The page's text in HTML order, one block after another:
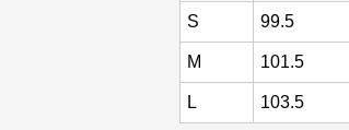
S 99.5
M 101.5
L 103.5